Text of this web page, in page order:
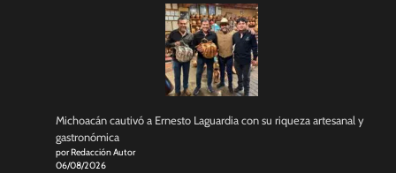
Michoacán cautivó a Ernesto Laguardia con su riqueza artesanal y
gastronómica
por Redacción Autor
06/08/2026